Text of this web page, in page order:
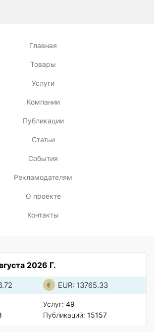
Главная
Товары
Услуги
Компании
Публикации
Статьи
События
Рекламодателям
О проекте
Контакты
2026 Г.
EUR: 13765.33
Услуг: 49
Публикаций: 15157